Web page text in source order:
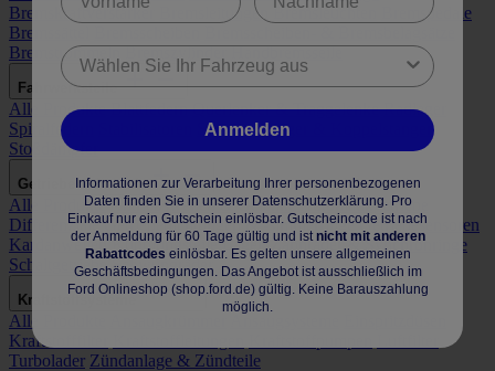
Bremskraftverstärker
Bremsleitungen Bremsleuchten
Bremspedale
Bremssättel
Bremstrommeln Bremszylinder Handbremsseile
Fahrwerksteile
Alle Produkte Blattfedern Querlenker & Traggelenke Radlager
Spiralfedern
Stabilisatorlager & Koppelstangen
Stoßdämpfer
Getriebe & Antrieb
Alle ProdukteAntriebswellen & GelenkeAutomatikgetriebe
Differenziale Getriebedichtungen & -simmerringe Getriebesensoren
Kardanwellen Kupplungsteile Lager, Zahnräder & Synchronringe
Schaltgetriebe Schwungräder
Kraftstoffsysteme
Alle Produkte
Kraftstofffilter
Turbolader Zündanlage & Zündteile
Anmelden
Informationen zur Verarbeitung Ihrer personenbezogenen
Daten finden Sie in unserer Datenschutzerklärung. Pro
Einkauf nur ein Gutschein einlösbar. Gutscheincode ist nach
der Anmeldung für 60 Tage gültig und ist nicht mit anderen
Rabattcodes einlösbar. Es gelten unsere allgemeinen
Geschäftsbedingungen. Das Angebot ist ausschließlich im
Ford Onlineshop (shop.ford.de) gültig. Keine Barauszahlung
möglich.